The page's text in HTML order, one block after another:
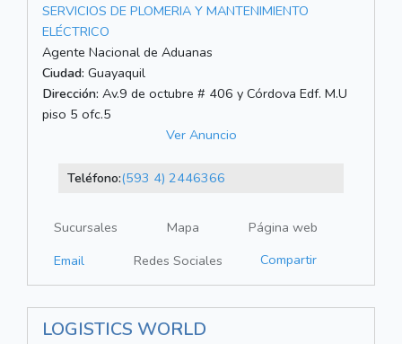
SERVICIOS DE PLOMERIA Y MANTENIMIENTO
ELÉCTRICO
Agente Nacional de Aduanas
Ciudad: Guayaquil
Dirección: Av.9 de octubre # 406 y Córdova Edf. M.U
piso 5 ofc.5
Ver Anuncio
Teléfono:(593 4) 2446366
Sucursales Mapa
Página web
Email
Redes Sociales Compartir
LOGISTICS WORLD